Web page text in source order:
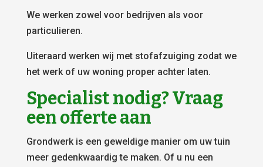
We werken zowel voor bedrijven als voor
particulieren.
Uiteraard werken wij met stofafzuiging zodat we
het werk of uw woning proper achter laten.
Specialist nodig? Vraag
een offerte aan
Grondwerk is een geweldige manier om uw tuin
meer gedenkwaardig te maken. Of u nu een